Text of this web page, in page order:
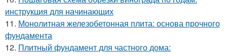
инструкция для начинающих
11. Монолитная железобетонная плита: основа прочного
фундамента
12. Плитный фундамент для частного дома: